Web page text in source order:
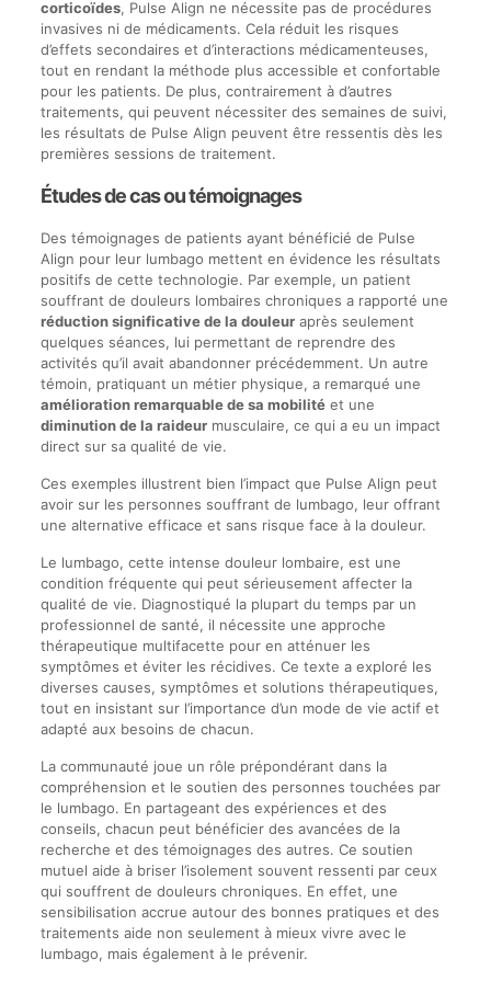
corticoïdes, Pulse Align ne nécessite pas de procédures
invasives ni de médicaments. Cela réduit les risques
d’effets secondaires et d’interactions médicamenteuses,
tout en rendant la méthode plus accessible et confortable
pour les patients. De plus, contrairement à d’autres
traitements, qui peuvent nécessiter des semaines de suivi,
les résultats de Pulse Align peuvent être ressentis dès les
premières sessions de traitement.
Études de cas ou témoignages
Des témoignages de patients ayant bénéficié de Pulse
Align pour leur lumbago mettent en évidence les résultats
positifs de cette technologie. Par exemple, un patient
souffrant de douleurs lombaires chroniques a rapporté une
réduction significative de la douleuraprès seulement
quelques séances, lui permettant de reprendre des
activités qu’il avait abandonner précédemment. Un autre
témoin, pratiquant un métier physique, a remarqué une
amélioration remarquable de sa mobilitéet une
diminution de la raideurmusculaire, ce qui a eu un impact
direct sur sa qualité de vie.
Ces exemples illustrent bien l’impact que Pulse Align peut
avoir sur les personnes souffrant de lumbago, leur offrant
une alternative efficace et sans risque face à la douleur.
Le lumbago, cette intense douleur lombaire, est une
condition fréquente qui peut sérieusement affecter la
qualité de vie. Diagnostiqué la plupart du temps par un
professionnel de santé, il nécessite une approche
thérapeutique multifacette pour en atténuer les
symptômes et éviter les récidives. Ce texte a exploré les
diverses causes, symptômes et solutions thérapeutiques,
tout en insistant sur l’importance d’un mode de vie actif et
adapté aux besoins de chacun.
La communauté joue un rôle prépondérant dans la
compréhension et le soutien des personnes touchées par
le lumbago. En partageant des expériences et des
conseils, chacun peut bénéficier des avancées de la
recherche et des témoignages des autres. Ce soutien
mutuel aide à briser l’isolement souvent ressenti par ceux
qui souffrent de douleurs chroniques. En effet, une
sensibilisation accrue autour des bonnes pratiques et des
traitements aide non seulement à mieux vivre avec le
lumbago, mais également à le prévenir.